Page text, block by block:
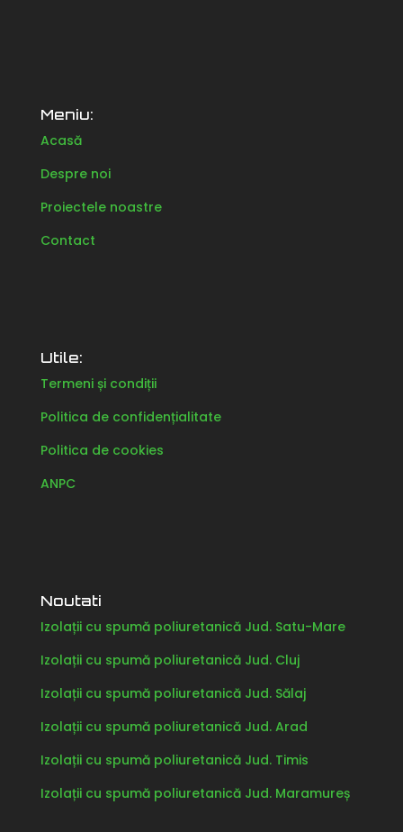
Meniu:
Acasă
Despre noi
Proiectele noastre
Contact
Utile:
Termeni și condiții
Politica de confidențialitate
Politica de cookies
ANPC
Noutati
Izolații cu spumă poliuretanică Jud. Satu-Mare
Izolații cu spumă poliuretanică Jud. Cluj
Izolații cu spumă poliuretanică Jud. Sălaj
Izolații cu spumă poliuretanică Jud. Arad
Izolații cu spumă poliuretanică Jud. Timis
Izolații cu spumă poliuretanică Jud. Maramureș